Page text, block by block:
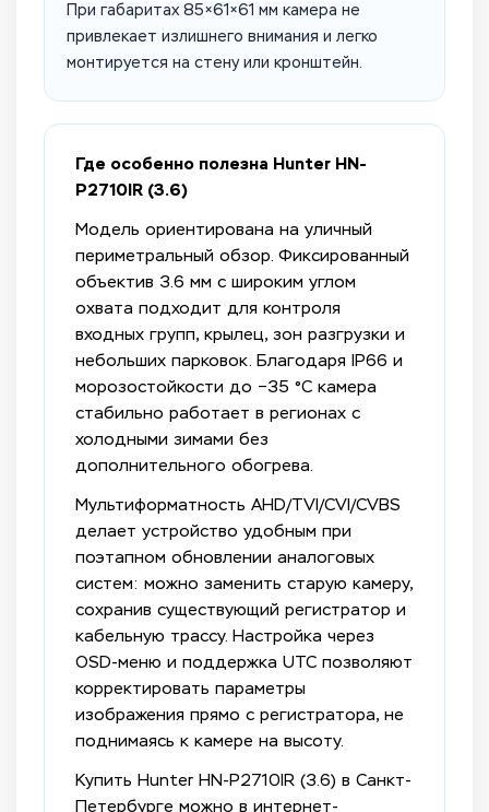
При габаритах 85×61×61 мм камера не
привлекает излишнего внимания и легко
монтируется на стену или кронштейн.
Где особенно полезна Hunter HN-
P2710IR (3.6)
Модель ориентирована на уличный
периметральный обзор. Фиксированный
объектив 3.6 мм с широким углом
охвата подходит для контроля
входных групп, крылец, зон разгрузки и
небольших парковок. Благодаря IP66 и
морозостойкости до −35 °C камера
стабильно работает в регионах с
холодными зимами без
дополнительного обогрева.
Мультиформатность AHD/TVI/CVI/CVBS
делает устройство удобным при
поэтапном обновлении аналоговых
систем: можно заменить старую камеру,
сохранив существующий регистратор и
кабельную трассу. Настройка через
OSD-меню и поддержка UTC позволяют
корректировать параметры
изображения прямо с регистратора, не
поднимаясь к камере на высоту.
Купить Hunter HN-P2710IR (3.6) в Санкт-
Петербурге можно в интернет-